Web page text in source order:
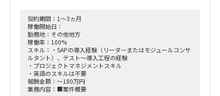
■稼働想定時期：2025/4/21～2025/6/30※長期案件(2027年
12月まで想定)の為、基本延長の可能性高
■面談回数：1回
■備考
・長期間のアサイン継続が想定されるため、少なくとも1年以
上（可能であれば2027/12頃まで）の80%アサインに対応でき
る方が望ましい
・出張経費の精算有※ローカル移動は精算対象に含まれません
契約期間：1～3ヵ月
稼働開始日：
勤務地：その他地方
稼働率：100%
スキル：・SAPの導入経験（リーダーまたはモジュールコンサ
ルタント）、テスト～導入工程の経験
・プロジェクトマネジメントスキル
・英語のスキルは不要
報酬金額：～180万円
業務内容：■案件概要